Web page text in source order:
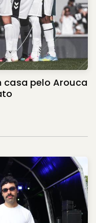
casa pelo Arouca